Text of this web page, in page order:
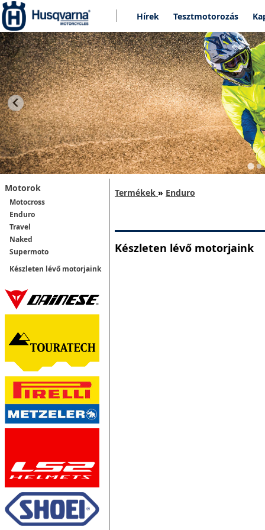
Hírek Tesztmotorozás
Motorok
Motocross
Enduro
Travel
Naked
Supermoto
Készleten lévő motorjaink
Termékek » Enduro
Készleten lévő motorjaink